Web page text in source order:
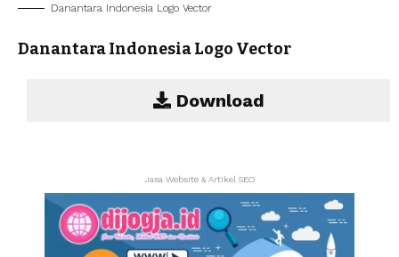
Danantara Indonesia Logo Vector
Danantara Indonesia Logo Vector
Download
Jasa Website & Artikel SEO